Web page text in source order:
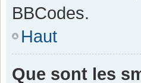
BBCodes.
Haut
Que sont les